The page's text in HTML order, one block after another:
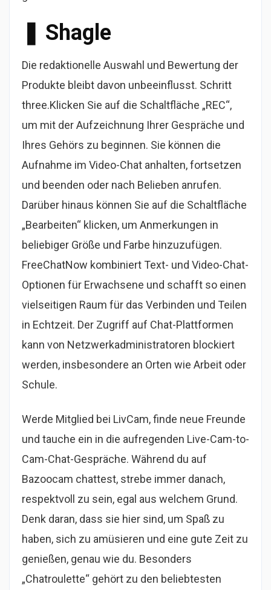
❚ Shagle
Die redaktionelle Auswahl und Bewertung der
Produkte bleibt davon unbeeinflusst. Schritt
three.Klicken Sie auf die Schaltfläche „REC“,
um mit der Aufzeichnung Ihrer Gespräche und
Ihres Gehörs zu beginnen. Sie können die
Aufnahme im Video-Chat anhalten, fortsetzen
und beenden oder nach Belieben anrufen.
Darüber hinaus können Sie auf die Schaltfläche
„Bearbeiten“ klicken, um Anmerkungen in
beliebiger Größe und Farbe hinzuzufügen.
FreeChatNow kombiniert Text- und Video-Chat-
Optionen für Erwachsene und schafft so einen
vielseitigen Raum für das Verbinden und Teilen
in Echtzeit. Der Zugriff auf Chat-Plattformen
kann von Netzwerkadministratoren blockiert
werden, insbesondere an Orten wie Arbeit oder
Schule.
Werde Mitglied bei LivCam, finde neue Freunde
und tauche ein in die aufregenden Live-Cam-to-
Cam-Chat-Gespräche. Während du auf
Bazoocam chattest, strebe immer danach,
respektvoll zu sein, egal aus welchem Grund.
Denk daran, dass sie hier sind, um Spaß zu
haben, sich zu amüsieren und eine gute Zeit zu
genießen, genau wie du. Besonders
„Chatroulette“ gehört zu den beliebtesten